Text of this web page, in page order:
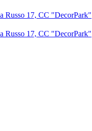
Russo 17, CC "DecorPark"
Russo 17, CC "DecorPark"